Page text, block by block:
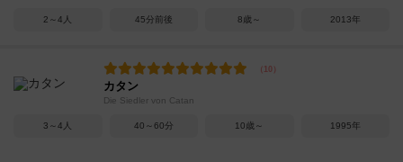
2～4人 45分前後 8歳～ 2013年
カタン
Die Siedler von Catan
3～4人 40～60分 10歳～ 1995年